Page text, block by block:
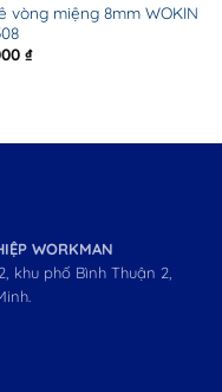
vòng miệng 8mm WOKIN
₫
WORKMAN
khu phố Bình Thuận 2,